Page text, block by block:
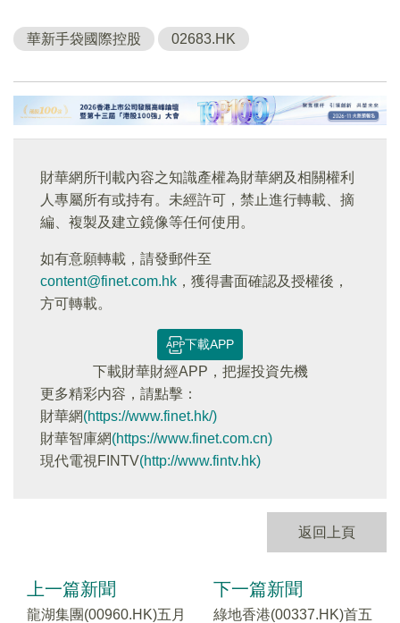
華新手袋國際控股 02683.HK
財華網所刊載內容之知識產權為財華網及相關權利
人專屬所有或持有。未經許可，禁止進行轉載、摘
編、複製及建立鏡像等任何使用。
如有意願轉載，請發郵件至
content@finet.com.hk ，獲得書面確認及授權後，
方可轉載。
下載APP
下載財華財經APP，把握投資先機
更多精彩内容，請點擊：
財華網(https://www.finet.hk/)
財華智庫網(https://www.finet.com.cn)
現代電視FINTV(http://www.fintv.hk)
返回上頁
上一篇新聞
龍湖集團(00960.HK)五月
下一篇新聞
綠地香港(00337.HK)首五